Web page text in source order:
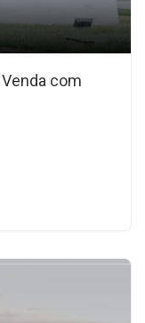
com